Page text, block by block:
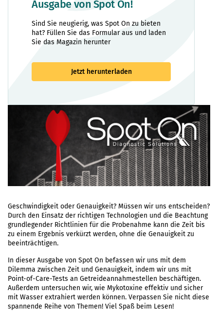
Ausgabe von Spot On!
Sind Sie neugierig, was Spot On zu bieten
hat? Füllen Sie das Formular aus und laden
Sie das Magazin herunter
Jetzt herunterladen
Geschwindigkeit oder Genauigkeit? Müssen wir uns entscheiden?
Durch den Einsatz der richtigen Technologien und die Beachtung
grundlegender Richtlinien für die Probenahme kann die Zeit bis
zu einem Ergebnis verkürzt werden, ohne die Genauigkeit zu
beeinträchtigen.
In dieser Ausgabe von Spot On befassen wir uns mit dem
Dilemma zwischen Zeit und Genauigkeit, indem wir uns mit
Point-of-Care-Tests an Getreideannahmestellen beschäftigen.
Außerdem untersuchen wir, wie Mykotoxine effektiv und sicher
mit Wasser extrahiert werden können. Verpassen Sie nicht diese
spannende Reihe von Themen! Viel Spaß beim Lesen!